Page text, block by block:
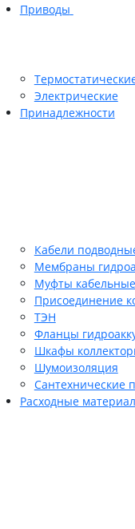
Приводы
Электрические
Принадлежности
Кабели
Мембраны
Муфты
Присоединение
ТЭН
Фланцы
Шкафы
Шумоизоляция
Сантехнические
Расходные